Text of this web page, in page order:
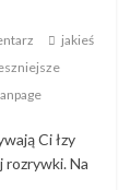
jakieś
Ci łzy
Na